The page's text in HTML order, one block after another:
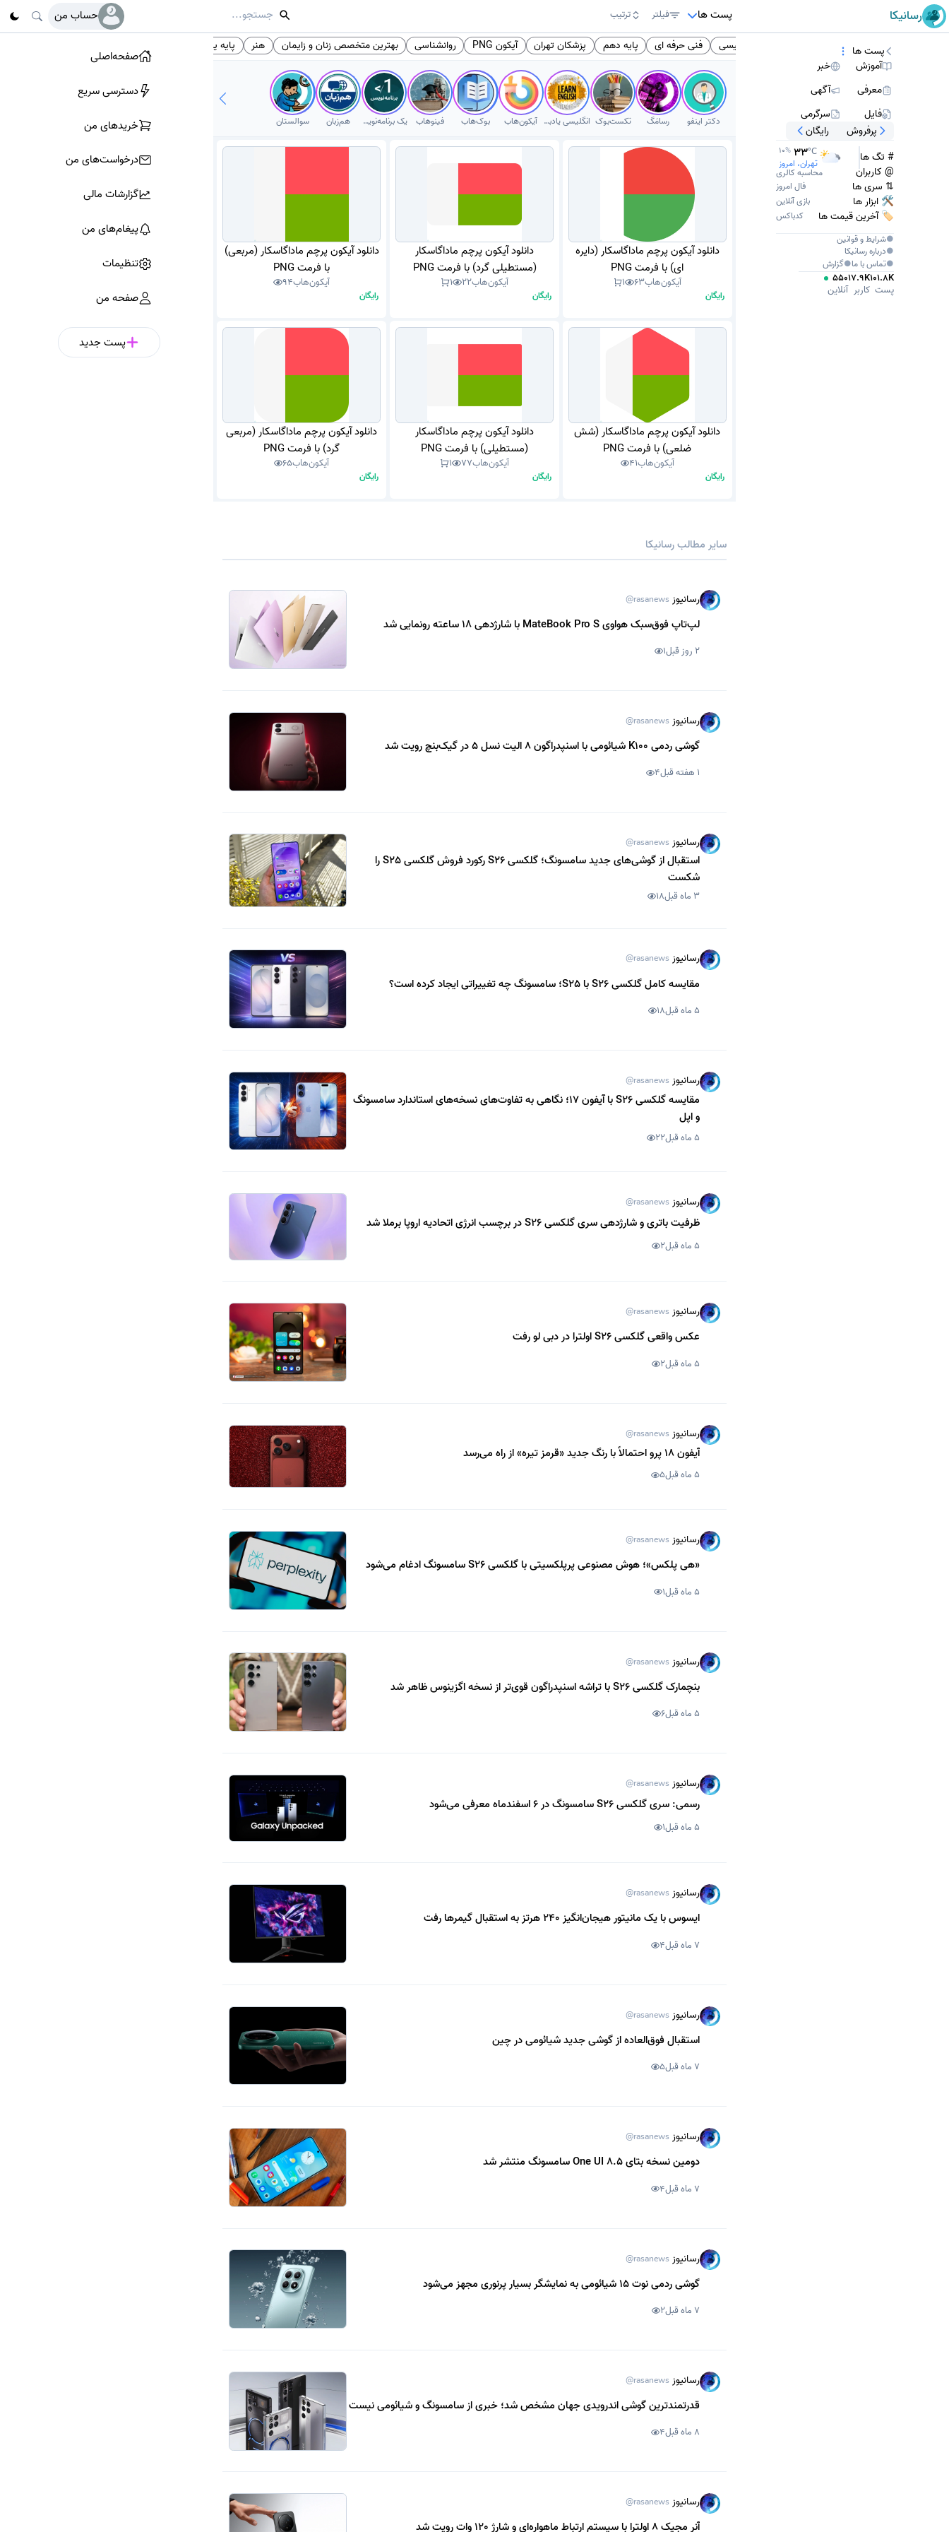
رسانیکا حساب من پست ها فیلتر ترتیب
دوره دوم آموزش متوسطه کتاب انگلیسی فنی حرفه ای پایه دهم پزشکان تهران آیکون PNG روانشناسی بهترین متخصص زنان و زایمان هنر پایه یازدهم
دکتر اینفو رسامَگ تکست‌بوک انگلیسی یادبگیر آیکون‌هاب بوک‌هاب فینوهاب یک برنامه‌نویس هم‌زبان سوالستان
دانلود آیکون پرچم ماداگاسکار (دایره
ای) با فرمت PNG
آیکون‌هاب63
1
رایگان
دانلود آیکون پرچم ماداگاسکار
(مستطیلی گرد) با فرمت PNG
آیکون‌هاب22
1
رایگان
دانلود آیکون پرچم ماداگاسکار (مربعی)
با فرمت PNG
آیکون‌هاب94
رایگان
دانلود آیکون پرچم ماداگاسکار (شش
ضلعی) با فرمت PNG
آیکون‌هاب41
رایگان
دانلود آیکون پرچم ماداگاسکار
(مستطیلی) با فرمت PNG
آیکون‌هاب77
1
رایگان
دانلود آیکون پرچم ماداگاسکار (مربعی
گرد) با فرمت PNG
آیکون‌هاب65
رایگان
سایر مطالب رسانیکا
رسانیوز @rasanews
لپ‌تاپ فوق‌سبک هواوی MateBook Pro S با شارژدهی 18 ساعته رونمایی شد
2 روز قبل 1
رسانیوز @rasanews
گوشی ردمی K100 شیائومی با اسنپدراگون 8 الیت نسل 5 در گیک‌بنچ رویت شد
1 هفته قبل 4
رسانیوز @rasanews
استقبال از گوشی‌های جدید سامسونگ؛ گلکسی S26 رکورد فروش گلکسی S25 را
شکست
3 ماه قبل 18
رسانیوز @rasanews
مقایسه کامل گلکسی S26 با S25؛ سامسونگ چه تغییراتی ایجاد کرده است؟
5 ماه قبل 18
رسانیوز @rasanews
مقایسه گلکسی S26 با آیفون 17؛ نگاهی به تفاوت‌های نسخه‌های استاندارد سامسونگ
و اپل
5 ماه قبل 22
رسانیوز @rasanews
ظرفیت باتری و شارژدهی سری گلکسی S26 در برچسب انرژی اتحادیه اروپا برملا شد
5 ماه قبل 2
رسانیوز @rasanews
عکس واقعی گلکسی S26 اولترا در دبی لو رفت
5 ماه قبل 2
رسانیوز @rasanews
آیفون 18 پرو احتمالاً با رنگ جدید «قرمز تیره» از راه می‌رسد
5 ماه قبل 5
رسانیوز @rasanews
«هی پلکس»؛ هوش مصنوعی پرپلکسیتی با گلکسی S26 سامسونگ ادغام می‌شود
5 ماه قبل 1
رسانیوز @rasanews
بنچمارک گلکسی S26 با تراشه اسنپدراگون قوی‌تر از نسخه اگزینوس ظاهر شد
5 ماه قبل 6
رسانیوز @rasanews
رسمی: سری گلکسی S26 سامسونگ در 6 اسفندماه معرفی می‌شود
5 ماه قبل 1
رسانیوز @rasanews
ایسوس با یک مانیتور هیجان‌انگیز 240 هرتز به استقبال گیمرها رفت
7 ماه قبل 4
رسانیوز @rasanews
استقبال فوق‌العاده از گوشی جدید شیائومی در چین
7 ماه قبل 5
رسانیوز @rasanews
دومین نسخه بتای One UI 8.5 سامسونگ منتشر شد
7 ماه قبل 4
رسانیوز @rasanews
گوشی ردمی نوت 15 شیائومی به نمایشگر بسیار پرنوری مجهز می‌شود
7 ماه قبل 2
رسانیوز @rasanews
قدرتمندترین گوشی اندرویدی جهان مشخص شد؛ خبری از سامسونگ و شیائومی نیست
8 ماه قبل 4
رسانیوز @rasanews
آنر مجیک 8 اولترا با سیستم ارتباط ماهواره‌ای و شارژ 120 وات رویت شد
صفحه‌اصلی
دسترسی سریع
پست جدید
خرید‌های من
درخواست‌های من
گزارشات مالی
پیغام‌های من
تنظیمات
صفحه من
پست ها
آموزش
خبر
معرفی
آگهی
فایل
سرگرمی
پرفروش رایگان
# تگ ها 10% 33°C
تهران، امروز @ کاربران محاسبه کالری
⇅ سری ها فال امروز
🛠 ابزار ها بازی آنلاین
🏷️ آخرین قیمت ها
کدباکس
●شرایط و قوانین
●دربارهرسانیکا
●تماس با ما●گزارش
101.8K
پست
17.9K
کاربر
550
آنلاین